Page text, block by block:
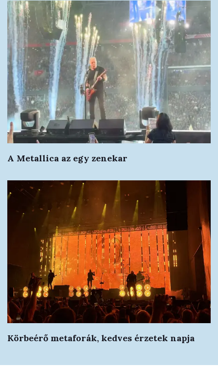
A Metallica az egy zenekar
Körbeérő metaforák, kedves érzetek napja